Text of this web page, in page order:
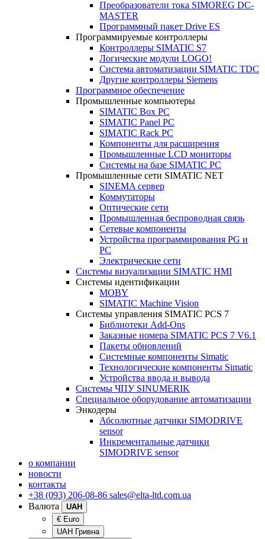
Преобразователи тока SIMOREG DC-
MASTER
Программный пакет Drive ES
Программируемые контроллеры
Контроллеры SIMATIC S7
Логические модули LOGO!
Система автоматизации SIMATIC TDC
Другие контроллеры Siemens
Программное обеспечение
Промышленные компьютеры
SIMATIC Box PC
SIMATIC Panel PС
SIMATIC Rack PC
Компоненты для расширения
Промышленные LCD мониторы
Системы на базе SIMATIC PC
Промышленные сети SIMATIC NET
SINEMA сервер
Коммутаторы
Оптические сети
Промышленная беспроводная связь
Сетевые компоненты
Устройства программирования PG и
PC
Электрические сети
Системы визуализации SIMATIC HMI
Системы идентификации
MOBY
SIMATIC Machine Vision
Системы управления SIMATIC PCS 7
Библиотеки Add-Ons
Заказные номера SIMATIC PCS 7 V6.1
Пакеты обновлений
Системные компоненты Simatic
Технологические компоненты Simatic
Устройства ввода и вывода
Системы ЧПУ SINUMERIK
Специальное оборудование автоматизации
Энкодеры
Абсолютные датчики SIMODRIVE
sensor
Инкрементальные датчики
SIMODRIVE sensor
о компании
новости
контакты
+38 (093) 206-08-86 sales@elta-ltd.com.ua
Валюта
UAH
€ Euro
UAH Гривна